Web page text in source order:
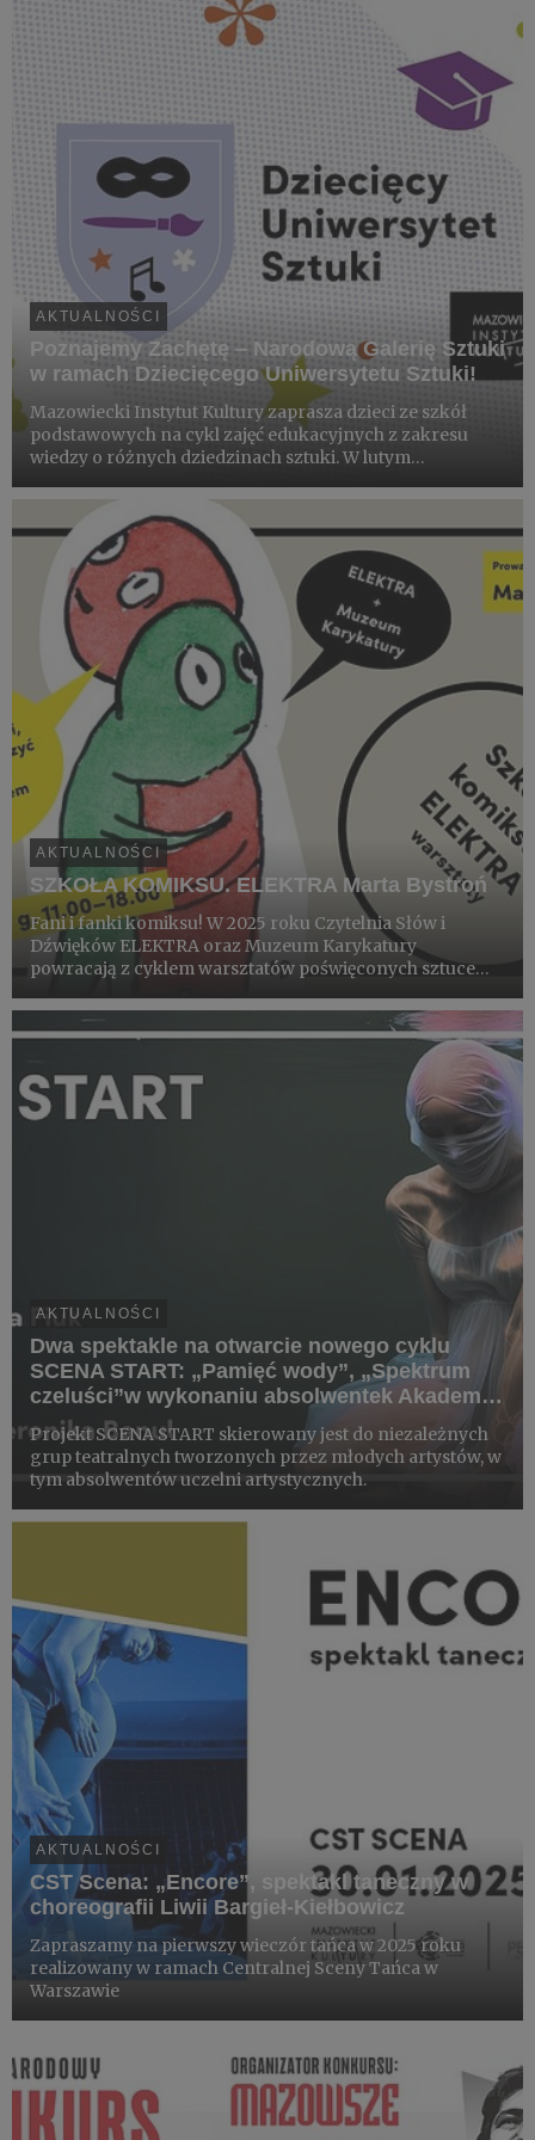
autentycznej formie, jak...
AKTUALNOŚCI
Poznajemy Zachętę ‒ Narodową Galerię Sztuki
w ramach Dziecięcego Uniwersytetu Sztuki!
Mazowiecki Instytut Kultury zaprasza dzieci ze szkół
podstawowych na cykl zajęć edukacyjnych z zakresu
wiedzy o różnych dziedzinach sztuki. W lutym
Uniwersytetu Sztuki. Zapraszamy na zajęcia, wciąż
jeszcze można dołączyć!
AKTUALNOŚCI
SZKOŁA KOMIKSU. ELEKTRA Marta Bystroń
Fani i fanki komiksu! W 2025 roku Czytelnia Słów i
Dźwięków ELEKTRA oraz Muzeum Karykatury
powracają z cyklem warsztatów poświęconych sztuce
AKTUALNOŚCI
Dwa spektakle na otwarcie nowego cyklu
SCENA START: „Pamięć wody”, „Spektrum
czeluści”w wykonaniu absolwentek Akademii
Muzycznej w Łodzi
Projekt SCENA START skierowany jest do niezależnych
grup teatralnych tworzonych przez młodych artystów, w
tym absolwentów uczelni artystycznych.
AKTUALNOŚCI
CST Scena: „Encore”, spektakl taneczny w
choreografii Liwii Bargieł-Kiełbowicz
Zapraszamy na pierwszy wieczór tańca w 2025 roku
realizowany w ramach Centralnej Sceny Tańca w
Warszawie